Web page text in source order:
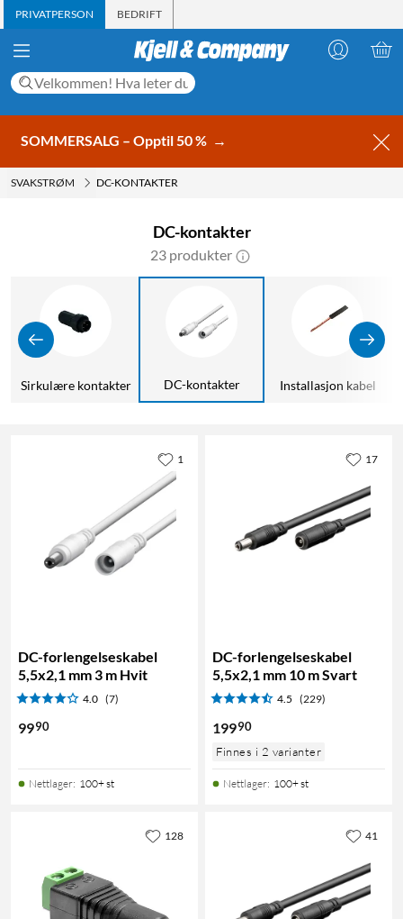
PRIVATPERSON BEDRIFT
SOMMERSALG – Opptil 50 % →
SVAKSTRØM DC-KONTAKTER
DC-kontakter
23 produkter
Sirkulære kontakter DC-kontakter Installasjon kabel
DC-forlengelseskabel
5,5x2,1 mm 3 m Hvit
4.0 (7)
9990
Nettlager: 100+ st
1
DC-forlengelseskabel
5,5x2,1 mm 10 m Svart
4.5 (229)
19990
Finnes i 2 varianter
Nettlager: 100+ st
17
128 41